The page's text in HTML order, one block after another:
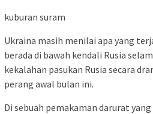
kuburan suram
Ukraina masih menilai apa yang
berada di bawah kendali Rusia
kekalahan pasukan Rusia secara
perang awal bulan ini.
Di sebuah pemakaman darurat